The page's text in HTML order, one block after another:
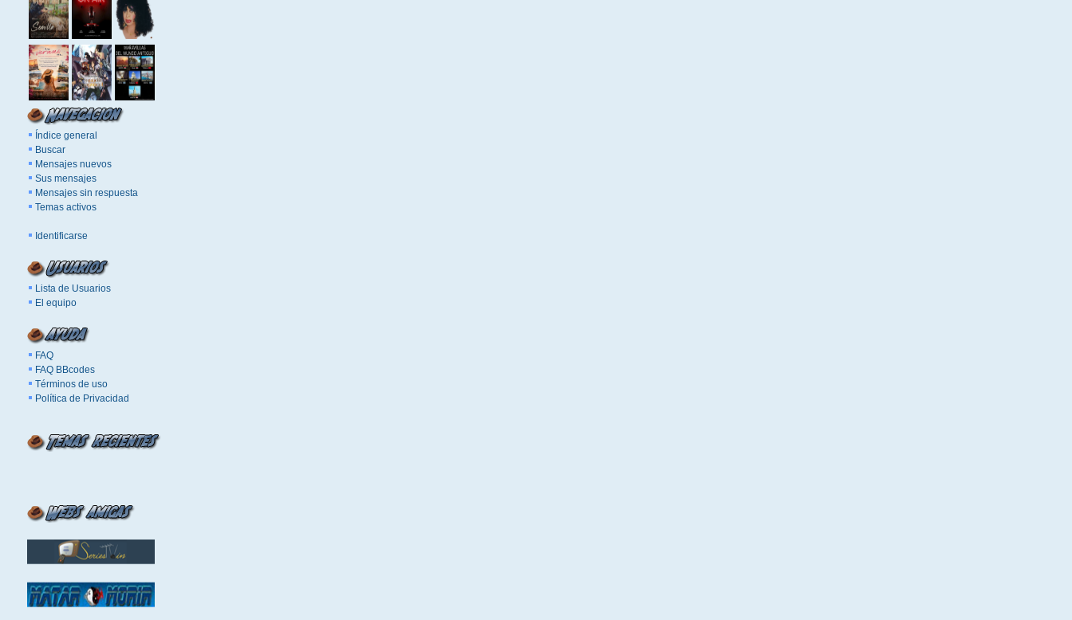
Índice general
Buscar
Mensajes nuevos
Sus mensajes
Mensajes sin respuesta
Temas activos
Identificarse
Lista de Usuarios
El equipo
FAQ
FAQ BBcodes
Términos de uso
Política de Privacidad